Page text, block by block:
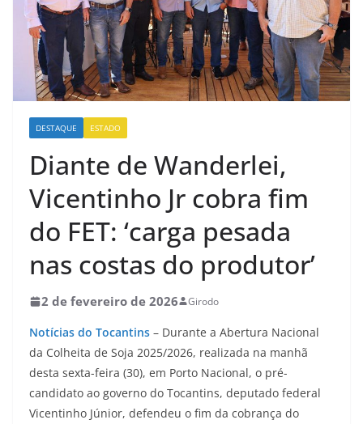
DESTAQUE ESTADO
Diante de Wanderlei,
Vicentinho Jr cobra fim
do FET: ‘carga pesada
nas costas do produtor’
2 de fevereiro de 2026 Girodo
Notícias do Tocantins – Durante a Abertura Nacional
da Colheita de Soja 2025/2026, realizada na manhã
desta sexta-feira (30), em Porto Nacional, o pré-
candidato ao governo do Tocantins, deputado federal
Vicentinho Júnior, defendeu o fim da cobrança do